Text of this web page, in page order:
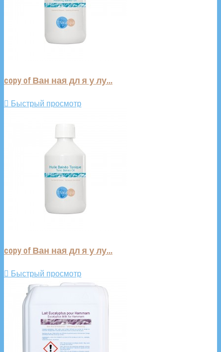
copy of Ван ная дл я у лу...
 Быстрый просмотр
copy of Ван ная дл я у лу...
 Быстрый просмотр